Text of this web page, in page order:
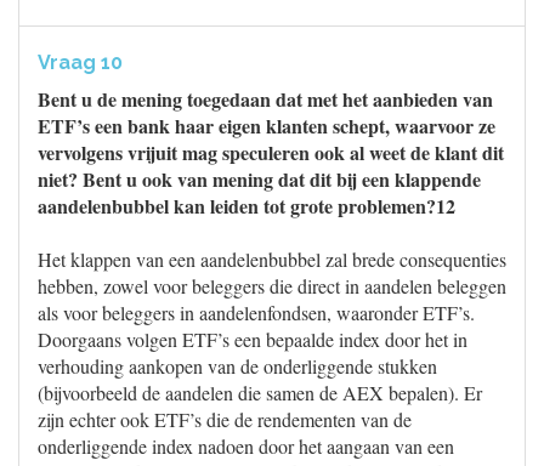
Vraag 10
Bent u de mening toegedaan dat met het aanbieden van
ETF’s een bank haar eigen klanten schept, waarvoor ze
vervolgens vrijuit mag speculeren ook al weet de klant dit
niet? Bent u ook van mening dat dit bij een klappende
aandelenbubbel kan leiden tot grote problemen?12
Het klappen van een aandelenbubbel zal brede consequenties
hebben, zowel voor beleggers die direct in aandelen beleggen
als voor beleggers in aandelenfondsen, waaronder ETF’s.
Doorgaans volgen ETF’s een bepaalde index door het in
verhouding aankopen van de onderliggende stukken
(bijvoorbeeld de aandelen die samen de AEX bepalen). Er
zijn echter ook ETF’s die de rendementen van de
onderliggende index nadoen door het aangaan van een